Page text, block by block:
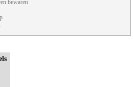
bewaren